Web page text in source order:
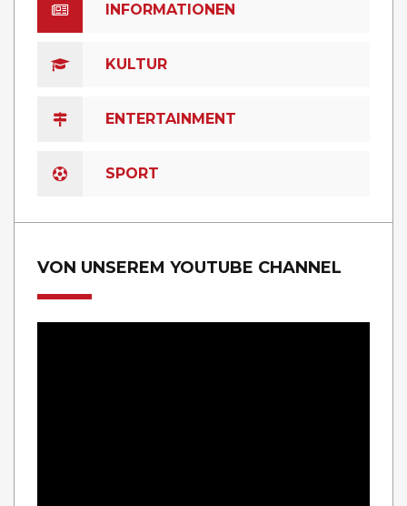
INFORMATIONEN
KULTUR
ENTERTAINMENT
SPORT
VON UNSEREM YOUTUBE CHANNEL